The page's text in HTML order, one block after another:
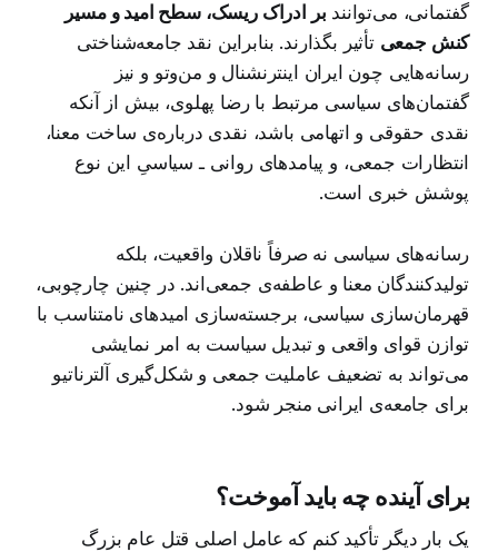
گفتمانی، می‌توانند بر ادراک ریسک، سطح امید و مسیر
کنش جمعی تأثیر بگذارند. بنابراین نقد جامعه‌شناختی
رسانه‌هایی چون ایران اینترنشنال و من‌وتو و نیز
گفتمان‌های سیاسی مرتبط با رضا پهلوی، بیش از آنکه
نقدی حقوقی و اتهامی باشد، نقدی درباره‌ی ساخت معنا،
انتظارات جمعی، و پیامدهای روانی ـ سیاسیِ این نوع
پوشش خبری است.
رسانه‌های سیاسی نه صرفاً ناقلان واقعیت، بلکه
تولیدکنندگان معنا و عاطفه‌ی جمعی‌اند. در چنین چارچوبی،
قهرمان‌سازی سیاسی، برجسته‌سازی امیدهای نامتناسب با
توازن قوای واقعی و تبدیل سیاست به امر نمایشی
می‌تواند به تضعیف عاملیت جمعی و شکل‌گیری آلترناتیو
برای جامعه‌ی ایرانی منجر شود.
برای آینده چه باید آموخت؟
یک بار دیگر تأکید کنم که عامل اصلی قتل عام بزرگ